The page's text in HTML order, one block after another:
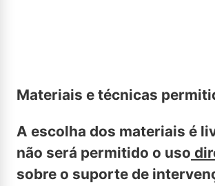
Materiais e técnicas
A escolha dos materiais é
não será permitido o uso
sobre o suporte de